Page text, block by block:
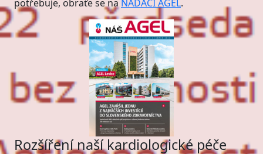
Rozšíření naší kardiologické péče
S účinností od 1. ledna 2026 se Nemocnice AGEL